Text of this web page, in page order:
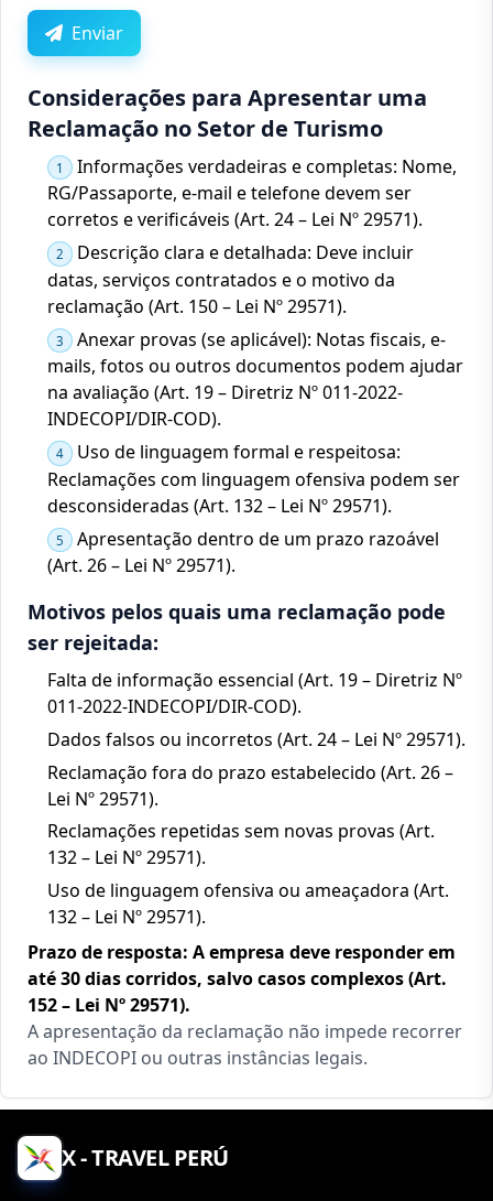
Enviar
Considerações para Apresentar uma
Reclamação no Setor de Turismo
1
Informações verdadeiras e completas: Nome,
RG/Passaporte, e-mail e telefone devem ser
corretos e verificáveis (Art. 24 – Lei Nº 29571).
2
Descrição clara e detalhada: Deve incluir
datas, serviços contratados e o motivo da
reclamação (Art. 150 – Lei Nº 29571).
3
Anexar provas (se aplicável): Notas fiscais, e-
mails, fotos ou outros documentos podem ajudar
na avaliação (Art. 19 – Diretriz Nº 011-2022-
INDECOPI/DIR-COD).
4
Uso de linguagem formal e respeitosa:
Reclamações com linguagem ofensiva podem ser
desconsideradas (Art. 132 – Lei Nº 29571).
5
Apresentação dentro de um prazo razoável
(Art. 26 – Lei Nº 29571).
Motivos pelos quais uma reclamação pode
ser rejeitada:
Falta de informação essencial (Art. 19 – Diretriz Nº
011-2022-INDECOPI/DIR-COD).
Dados falsos ou incorretos (Art. 24 – Lei Nº 29571).
Reclamação fora do prazo estabelecido (Art. 26 –
Lei Nº 29571).
Reclamações repetidas sem novas provas (Art.
132 – Lei Nº 29571).
Uso de linguagem ofensiva ou ameaçadora (Art.
132 – Lei Nº 29571).
Prazo de resposta: A empresa deve responder em
até 30 dias corridos, salvo casos complexos (Art.
152 – Lei Nº 29571).
A apresentação da reclamação não impede recorrer
ao INDECOPI ou outras instâncias legais.
X - TRAVEL PERÚ